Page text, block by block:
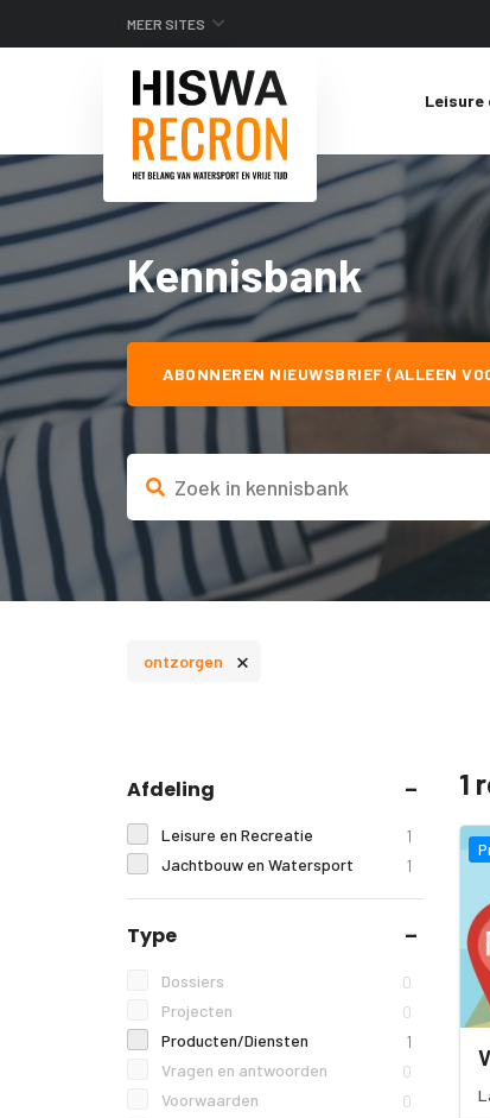
MEER SITES
Leisure
Kennisbank
ABONNEREN NIEUWSBRIEF (ALLEEN
ontzorgen ×
Afdeling
Leisure en Recreatie 1
Jachtbouw en Watersport 1
Type
Dossiers 0
Projecten 0
Producten/Diensten 1
Vragen en antwoorden 0
Voorwaarden 0
1